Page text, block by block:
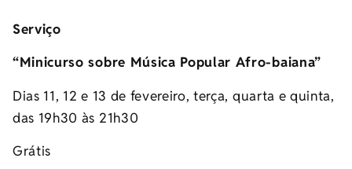
Serviço
“Minicurso sobre Música Popular Afro-baiana”
Dias 11, 12 e 13 de fevereiro, terça, quarta e quinta,
das 19h30 às 21h30
Grátis